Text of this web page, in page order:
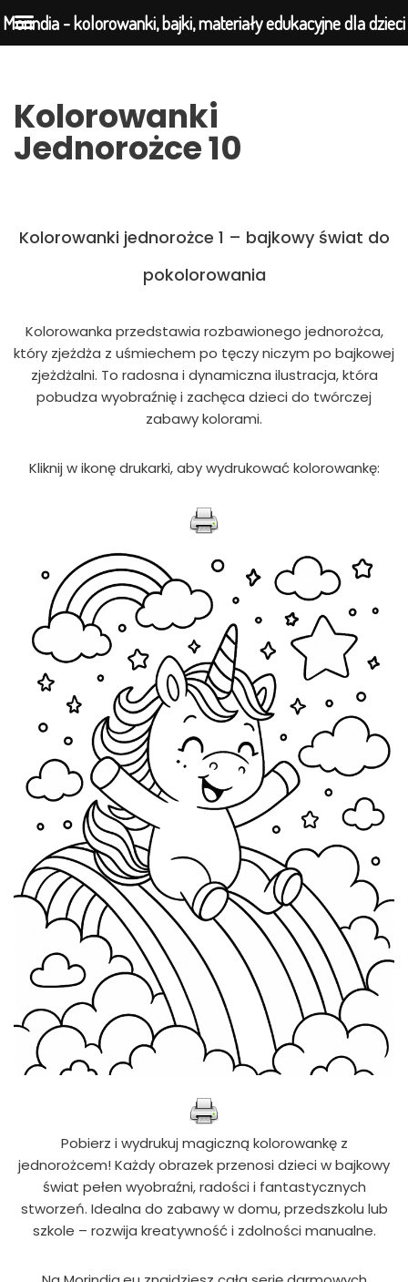
do
treści
Kolorowanki
Jednorożce 10
Kolorowanki jednorożce 1 – bajkowy świat do
pokolorowania
Kolorowanka przedstawia rozbawionego jednorożca,
który zjeżdża z uśmiechem po tęczy niczym po bajkowej
zjeżdżalni. To radosna i dynamiczna ilustracja, która
pobudza wyobraźnię i zachęca dzieci do twórczej
zabawy kolorami.
Kliknij w ikonę drukarki, aby wydrukować kolorowankę:
Pobierz i wydrukuj magiczną kolorowankę z
jednorożcem! Każdy obrazek przenosi dzieci w bajkowy
świat pełen wyobraźni, radości i fantastycznych
stworzeń. Idealna do zabawy w domu, przedszkolu lub
szkole – rozwija kreatywność i zdolności manualne.
Morindia - kolorowanki, bajki, materiały edukacyjne dla dzieci